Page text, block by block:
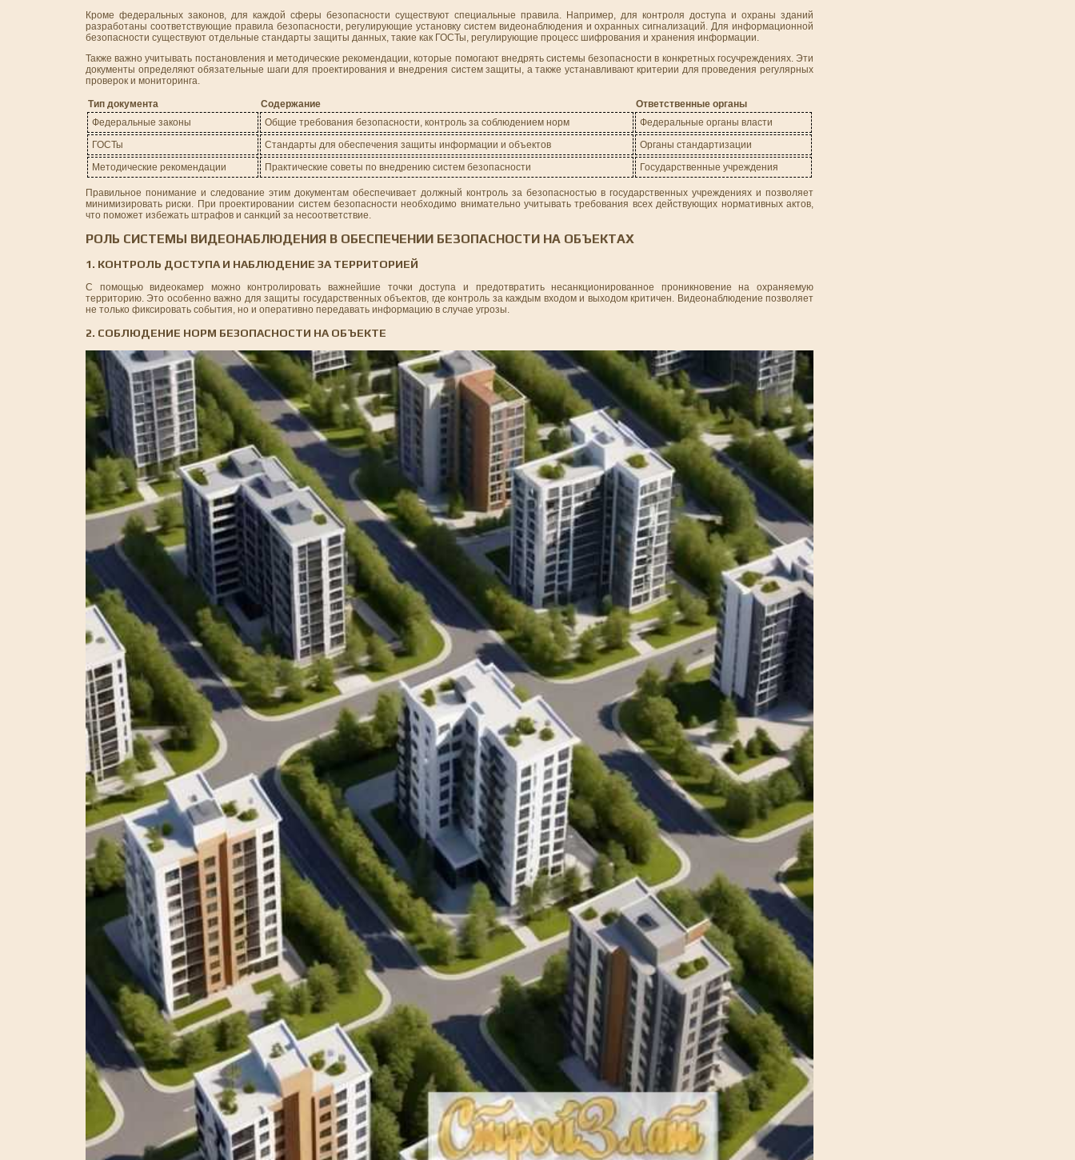
Кроме федеральных законов, для каждой сферы безопасности существуют специальные правила. Например, для контроля доступа и охраны зданий
разработаны соответствующие правила безопасности, регулирующие установку систем видеонаблюдения и охранных сигнализаций. Для информационной
безопасности существуют отдельные стандарты защиты данных, такие как ГОСТы, регулирующие процесс шифрования и хранения информации.
Также важно учитывать постановления и методические рекомендации, которые помогают внедрять системы безопасности в конкретных госучреждениях. Эти
документы определяют обязательные шаги для проектирования и внедрения систем защиты, а также устанавливают критерии для проведения регулярных
проверок и мониторинга.
Тип документа Содержание
Ответственные органы
Федеральные законы
Общие требования безопасности, контроль за соблюдением норм
Федеральные органы власти
ГОСТы
Стандарты для обеспечения защиты информации и объектов
Органы стандартизации
Методические рекомендации
Практические советы по внедрению систем безопасности Государственные учреждения
Правильное понимание и следование этим документам обеспечивает должный контроль за безопасностью в государственных учреждениях и позволяет
минимизировать риски. При проектировании систем безопасности необходимо внимательно учитывать требования всех действующих нормативных актов,
что поможет избежать штрафов и санкций за несоответствие.
РОЛЬ СИСТЕМЫ ВИДЕОНАБЛЮДЕНИЯ В ОБЕСПЕЧЕНИИ БЕЗОПАСНОСТИ НА ОБЪЕКТАХ
1. КОНТРОЛЬ ДОСТУПА И НАБЛЮДЕНИЕ ЗА ТЕРРИТОРИЕЙ
С помощью видеокамер можно контролировать важнейшие точки доступа и предотвратить несанкционированное проникновение на охраняемую
территорию. Это особенно важно для защиты государственных объектов, где контроль за каждым входом и выходом критичен. Видеонаблюдение позволяет
не только фиксировать события, но и оперативно передавать информацию в случае угрозы.
2. СОБЛЮДЕНИЕ НОРМ БЕЗОПАСНОСТИ НА ОБЪЕКТЕ